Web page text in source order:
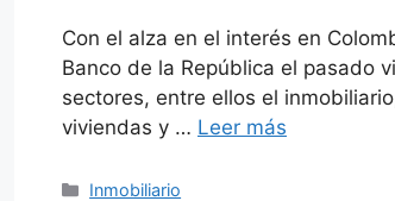
Con el alza en el interés en
Banco de la República el pasado
sectores, entre ellos el
viviendas y … Leer más
Categorías
Inmobiliario